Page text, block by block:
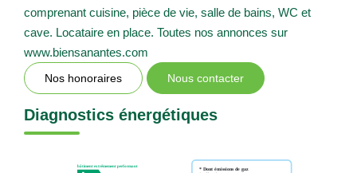
comprenant cuisine, pièce de vie, salle de bains, WC et
cave. Locataire en place. Toutes nos annonces sur
www.biensanantes.com
Nos honoraires Nous contacter
Diagnostics énergétiques